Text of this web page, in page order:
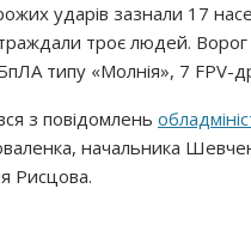
ударів зазнали 17
троє людей. Ворог
типу «Молнія», 7 FPV-
з повідомлень
начальника
Рисцова.